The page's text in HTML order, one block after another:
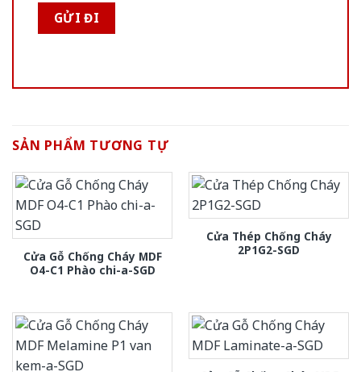
SẢN PHẨM TƯƠNG TỰ
Cửa Gỗ Chống Cháy MDF
O4-C1 Phào chi-a-SGD
Cửa Thép Chống Cháy
2P1G2-SGD